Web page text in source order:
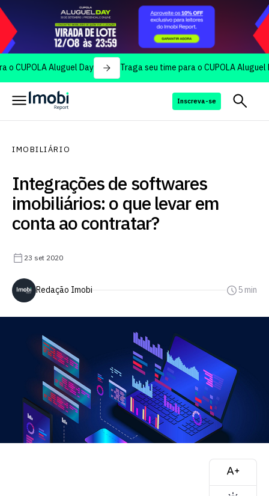
Aluguel Day Traga seu time para o CUPOLA Aluguel Day
Inscreva-se
IMOBILIÁRIO
Integrações de softwares
imobiliários: o que levar em
conta ao contratar?
23 set 2020
Redação Imobi 5 min